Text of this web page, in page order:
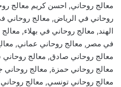
معالج روحاني, احسن كريم معالج
روحاني في الرياض, معالج
الهند, معالج روحاني في بهلاء,
في مصر, معالج روحاني عماني,
معالج روحاني صادق, معالج
معالج روحاني حمزة, معالج روحاني
معالج روحاني تونسي, معالج روحاني